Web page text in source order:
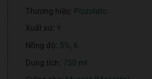
Thương hiệu: Pizzolato
Xuất xứ: Ý
Nồng độ: 5%, 6
Dung tích: 750 ml